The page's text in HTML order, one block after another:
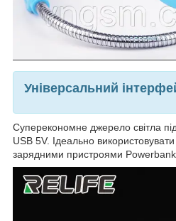
Універсальний
Суперекономне джерело світла
USB 5V. Ідеально
зарядними пристроями